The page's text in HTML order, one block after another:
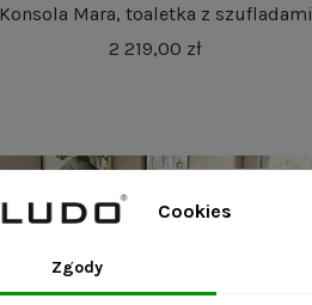
Konsola Mara, toaletka z szufladami
2 219,00 zł
Cookies
Zgody